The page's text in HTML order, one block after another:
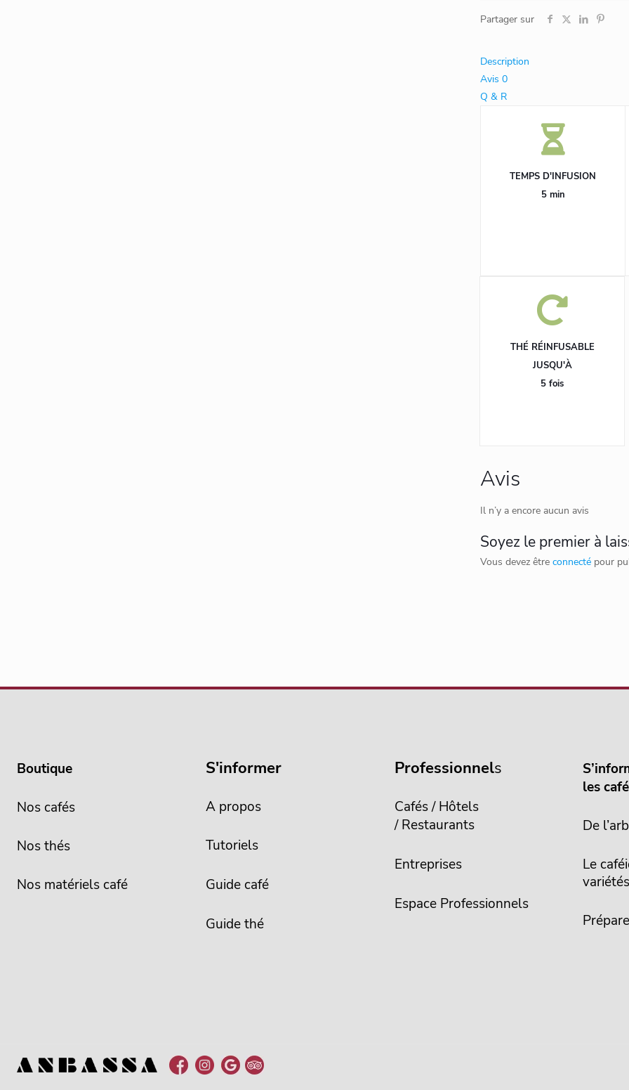
Dan
Partager sur
Description
Avis 0
Q & R
TEMPS D'INFUSION
5 min
THÉ RÉINFUSABLE
JUSQU'À
5 fois
Avis
Il n’y a encore aucun avis
Soyez le premier à
Vous devez être connecté pour
Boutique
Nos cafés
Nos thés
Nos matériels café
S'informer
A propos
Tutoriels
Guide café
Guide thé
Professionnels
Cafés / Hôtels
/ Restaurants
Entreprises
Espace Professionnels
les
De
Le
variétés